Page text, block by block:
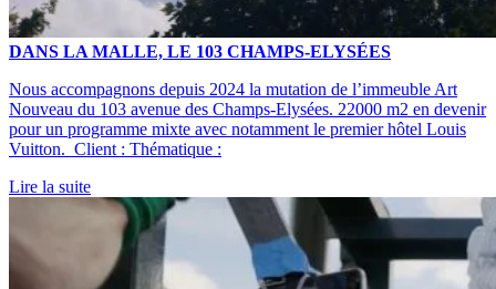
DANS LA MALLE, LE 103 CHAMPS-ELYSÉES
Nous accompagnons depuis 2024 la mutation de l’immeuble Art
Nouveau du 103 avenue des Champs-Elysées. 22000 m2 en devenir
pour un programme mixte avec notamment le premier hôtel Louis
Vuitton. Client : Thématique :
Lire la suite